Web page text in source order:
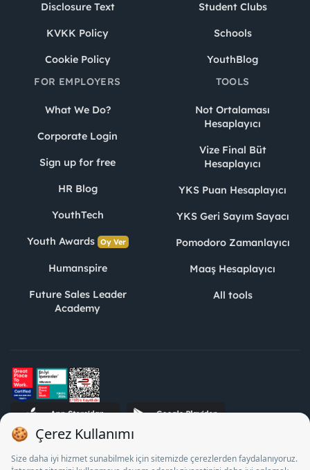
Disclosure Text
KVKK Policy
Cookie Policy
Student Clubs
Schools
YouthBlog
FOR EMPLOYERS
What We Do?
Corporate Login
Sign up for free
HR Blog
YouthTech
Youth Awards Oy Ver
Humanspire
Future Sales Leader
Academy
TOOLS
Not Ortalaması
Hesaplayıcı
Vize Final Büt
Hesaplayıcı
YKS Puan Hesaplayıcı
YKS Geri Sayım Sayacı
Pomodoro Zamanlayıcı
Maaş Hesaplayıcı
All tools